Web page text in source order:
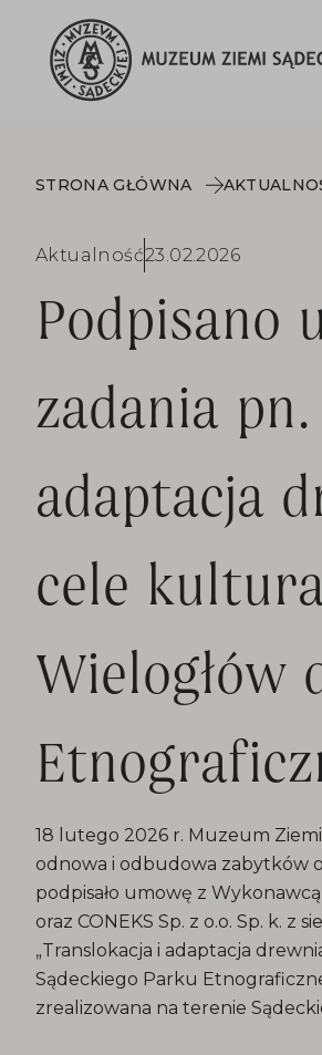
STRONA GŁÓWNA
Aktualność23.02.2026
Podpisano
zadania
adaptacja
cele
Wielogłów
18 lutego 2026 r. Muzeum Ziemi
odnowa i odbudowa zabytków
podpisało umowę z
oraz CONEKS Sp. z o.o. Sp. k. z
„Translokacja i adaptacja
Sądeckiego Parku
zrealizowana na terenie